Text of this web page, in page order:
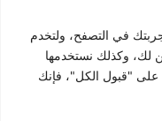
في التصفح، ولتخدم
لك، وكذلك نستخدمها
على "قبول الكل"، فإنك
الاشتراكي الإسباني
إسبانيا برشلونة